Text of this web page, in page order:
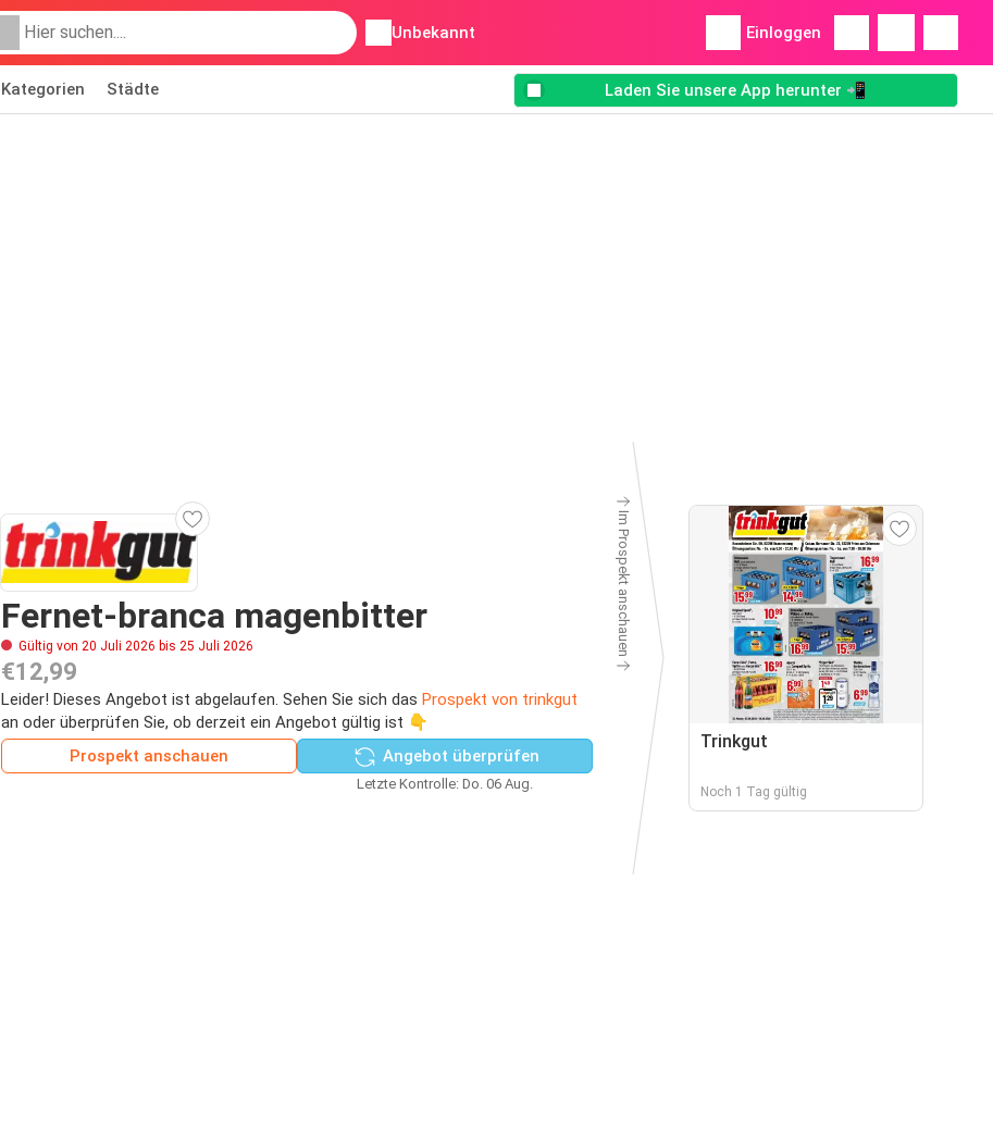
Unbekannt Einloggen
Kategorien Städte Laden Sie unsere App herunter 📲
Fernet-branca magenbitter
Gültig von 20 Juli 2026 bis 25 Juli 2026
€12,99
Leider! Dieses Angebot ist abgelaufen. Sehen Sie sich das Prospekt von trinkgut
an oder überprüfen Sie, ob derzeit ein Angebot gültig ist 👇
Prospekt anschauen
Angebot überprüfen
Letzte Kontrolle: Do. 06 Aug.
Im Prospekt anschauen
Trinkgut
Noch 1 Tag gültig